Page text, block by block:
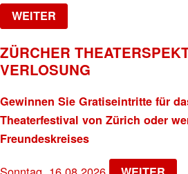
WEITER
ZÜRCHER
VERLOSUNG
Gewinnen Sie Gratiseintritte für
Theaterfestival von Zürich oder
Freundeskreises